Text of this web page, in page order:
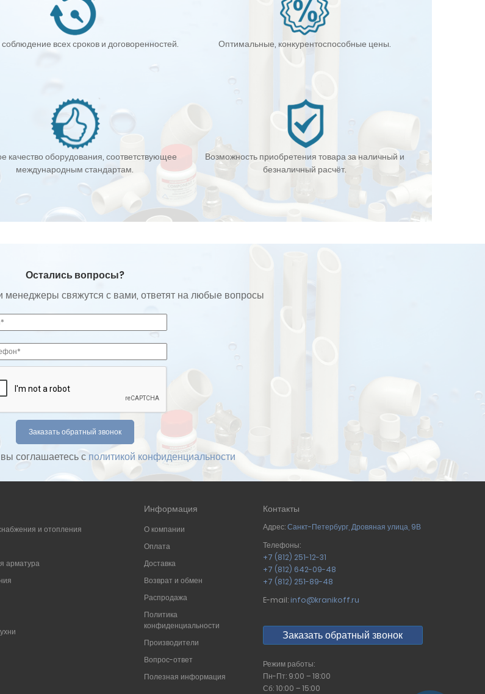
всех сроков и договоренностей. Оптимальные, конкурентоспособные цены.
качество оборудования, соответствующее
международным стандартам.
Возможность приобретения товара за наличный и
безналичный расчёт.
Остались вопросы?
свяжутся с вами, ответят на любые вопросы
соглашаетесь с политикой конфиденциальности
и отопления
арматура
Информация
О компании
Оплата
Доставка
Возврат и обмен
Распродажа
Политика
конфиденциальности
Производители
Вопрос-ответ
Полезная информация
Контакты
Адрес:Санкт-Петербург, Дровяная улица, 9В
Телефоны:
+7 (812) 251-12-31
+7 (812) 642-09-48
+7 (812) 251-89-48
E-mail: info@kranikoff.ru
Заказать обратный звонок
Режим работы:
Пн-Пт: 9:00 – 18:00
Сб: 10:00 – 15:00